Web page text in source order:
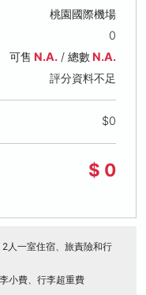
桃園國際機場
0
可售 N.A./ 總數N.A.
評分資料不足
$0
$ 0
人一室住宿、旅責險和行
小費、行李超重費